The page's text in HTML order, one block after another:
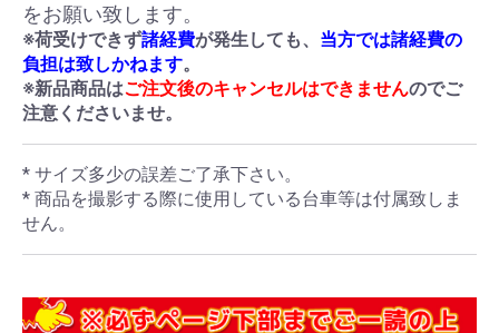
をお願い致します。
※荷受けできず諸経費が発生しても、 当方では諸経費の
負担は致しかねます。
※新品商品はご注文後のキャンセルはできませんのでご
注意くださいませ。
* サイズ多少の誤差ご了承下さい。
* 商品を撮影する際に使用している台車等は付属致しま
せん。